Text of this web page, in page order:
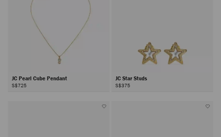
JC Pearl Cube Pendant
S$725
JC Star Studs
S$375